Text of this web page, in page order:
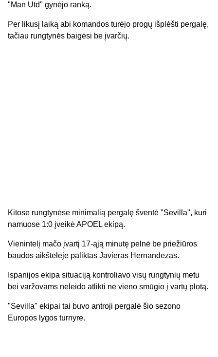
"Man Utd" gynėjo ranką.
Per likusį laiką abi komandos turėjo progų išplėšti pergalę,
tačiau rungtynės baigėsi be įvarčių.
Kitose rungtynėse minimalią pergalę šventė "Sevilla", kuri
namuose 1:0 įveikė APOEL ekipą.
Vienintelį mačo įvartį 17-ąją minutę pelnė be priežiūros
baudos aikštelėje paliktas Javieras Hernandezas.
Ispanijos ekipa situaciją kontroliavo visų rungtynių metu
bei varžovams neleido atlikti nė vieno smūgio į vartų plotą.
"Sevilla" ekipai tai buvo antroji pergalė šio sezono
Europos lygos turnyre.